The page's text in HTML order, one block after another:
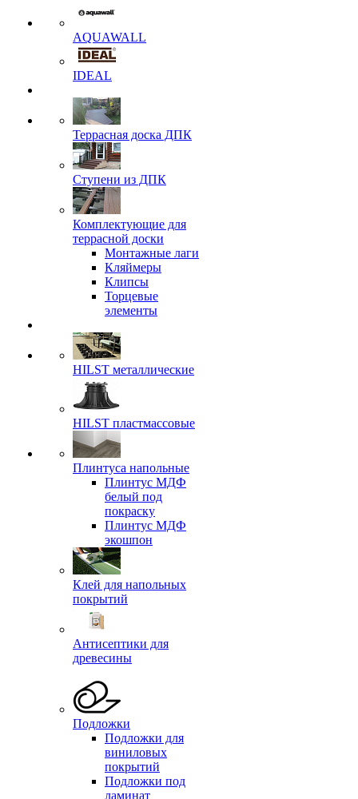
AQUAWALL
IDEAL
Террасная доска ДПК
Ступени из ДПК
Комплектующие для
террасной доски
Монтажные лаги
Кляймеры
Клипсы
Торцевые
элементы
HILST металлические
HILST пластмассовые
Плинтуса напольные
Плинтус МДФ
белый под
покраску
Плинтус МДФ
экошпон
Клей для напольных
покрытий
Антисептики для
древесины
Подложки
Подложки для
виниловых
покрытий
Подложки под
ламинат